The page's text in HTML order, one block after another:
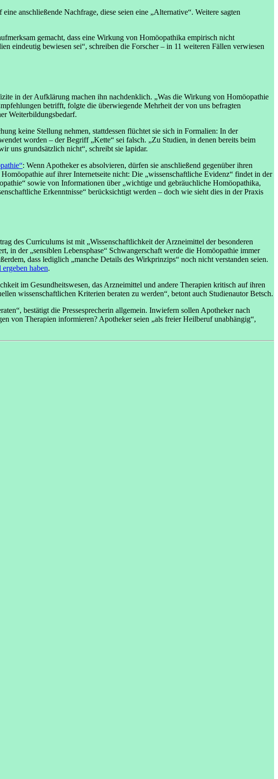
anschließende Nachfrage, diese seien eine „Alternative“. Weitere sagten
gemacht, dass eine Wirkung von Homöopathika empirisch nicht
eindeutig bewiesen sei“, schreiben die Forscher – in 11 weiteren Fällen verwiesen
in der Aufklärung machen ihn nachdenklich. „Was die Wirkung von Homöopathie
betrifft, folgte die überwiegende Mehrheit der von uns befragten
Weiterbildungsbedarf.
keine Stellung nehmen, stattdessen flüchtet sie sich in Formalien: In der
worden – der Begriff „Kette“ sei falsch. „Zu Studien, in denen bereits beim
uns grundsätzlich nicht“, schreibt sie lapidar.
: Wenn Apotheker es absolvieren, dürfen sie anschließend gegenüber ihren
auf ihrer Internetseite nicht: Die „wissenschaftliche Evidenz“ findet in der
sowie von Informationen über „wichtige und gebräuchliche Homöopathika,
Erkenntnisse“ berücksichtigt werden – doch wie sieht dies in der Praxis
des Curriculums ist mit „Wissenschaftlichkeit der Arzneimittel der besonderen
in der „sensiblen Lebensphase“ Schwangerschaft werde die Homöopathie immer
dass lediglich „manche Details des Wirkprinzips“ noch nicht verstanden seien.
haben.
im Gesundheitswesen, das Arzneimittel und andere Therapien kritisch auf ihren
wissenschaftlichen Kriterien beraten zu werden“, betont auch Studienautor Betsch.
bestätigt die Pressesprecherin allgemein. Inwiefern sollen Apotheker nach
von Therapien informieren? Apotheker seien „als freier Heilberuf unabhängig“,